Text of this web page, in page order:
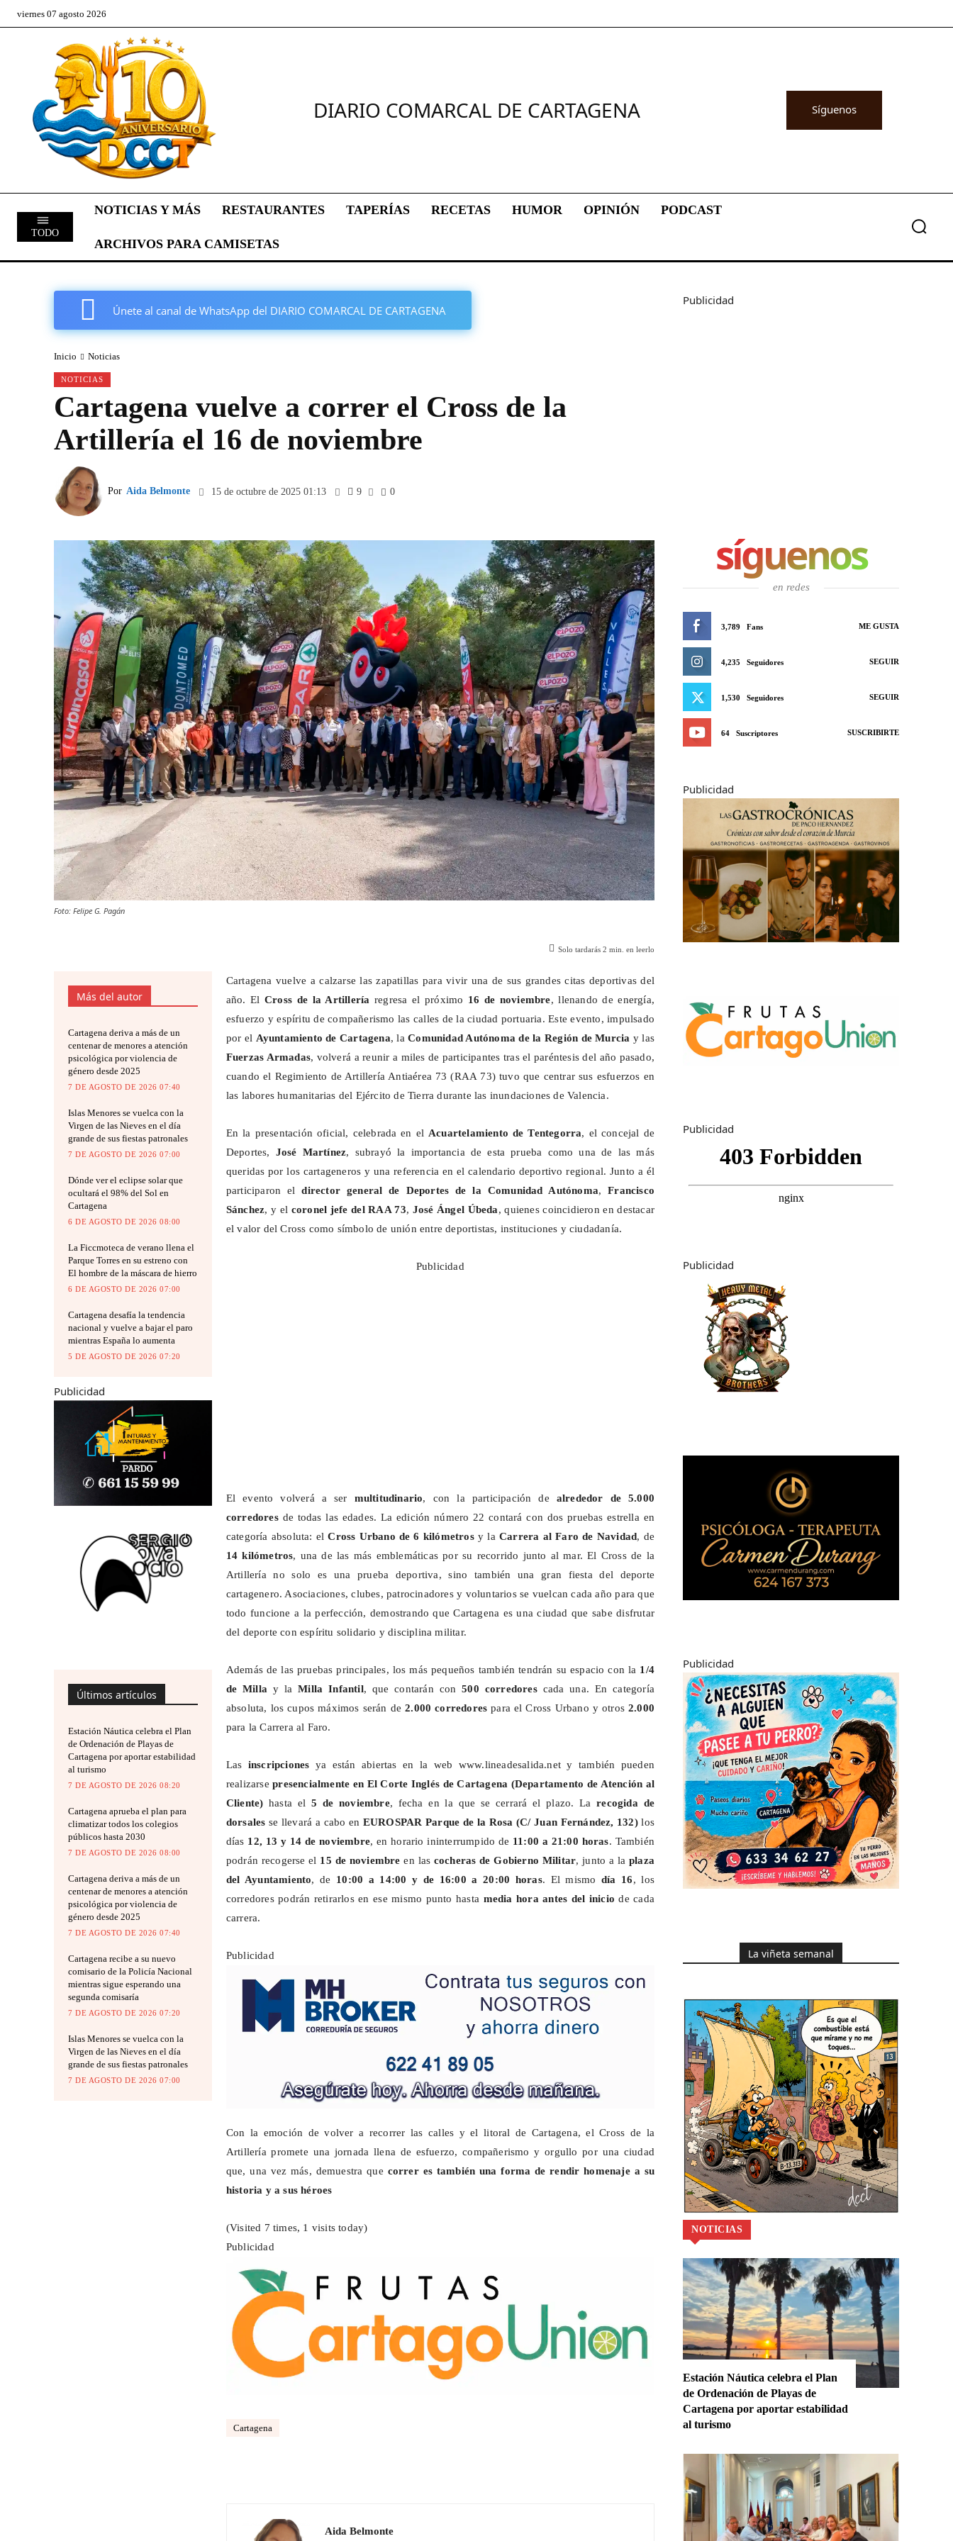
viernes 07 agosto 2026
DIARIO COMARCAL DE CARTAGENA Síguenos
TODO
NOTICIAS Y MÁS RESTAURANTES TAPERÍAS RECETAS HUMOR OPINIÓN PODCAST
ARCHIVOS PARA CAMISETAS
Únete al canal de WhatsApp del DIARIO COMARCAL DE CARTAGENA
Inicio Noticias
NOTICIAS
Cartagena vuelve a correr el Cross de la
Artillería el 16 de noviembre
Por Aida Belmonte 15 de octubre de 2025 01:13 9 0
Foto: Felipe G. Pagán
Solo tardarás2 min. en leerlo
Más del autor
Cartagena deriva a más de un
centenar de menores a atención
psicológica por violencia de
género desde 2025
7 DE AGOSTO DE 2026 07:40
Islas Menores se vuelca con la
Virgen de las Nieves en el día
grande de sus fiestas patronales
7 DE AGOSTO DE 2026 07:00
Dónde ver el eclipse solar que
ocultará el 98% del Sol en
Cartagena
6 DE AGOSTO DE 2026 08:00
La Ficcmoteca de verano llena el
Parque Torres en su estreno con
El hombre de la máscara de hierro
6 DE AGOSTO DE 2026 07:00
Cartagena desafía la tendencia
nacional y vuelve a bajar el paro
mientras España lo aumenta
5 DE AGOSTO DE 2026 07:20
Publicidad
Últimos artículos
Estación Náutica celebra el Plan
de Ordenación de Playas de
Cartagena por aportar estabilidad
al turismo
7 DE AGOSTO DE 2026 08:20
Cartagena aprueba el plan para
climatizar todos los colegios
públicos hasta 2030
7 DE AGOSTO DE 2026 08:00
Cartagena deriva a más de un
centenar de menores a atención
psicológica por violencia de
género desde 2025
7 DE AGOSTO DE 2026 07:40
Cartagena recibe a su nuevo
comisario de la Policía Nacional
mientras sigue esperando una
segunda comisaría
7 DE AGOSTO DE 2026 07:20
Islas Menores se vuelca con la
Virgen de las Nieves en el día
grande de sus fiestas patronales
7 DE AGOSTO DE 2026 07:00
Cartagena vuelve a calzarse las zapatillas para vivir una de sus grandes citas deportivas del
año. ElCross de la Artillería regresa el próximo 16 de noviembre, llenando de energía,
esfuerzo y espíritu de compañerismo las calles de la ciudad portuaria. Este evento, impulsado
por el Ayuntamiento de Cartagena, laComunidad Autónoma de la Región de Murcia y las
Fuerzas Armadas, volverá a reunir a miles de participantes tras el paréntesis del año pasado,
cuando el Regimiento de Artillería Antiaérea 73 (RAA 73) tuvo que centrar sus esfuerzos en
las labores humanitarias del Ejército de Tierra durante las inundaciones de Valencia.
En la presentación oficial, celebrada en elAcuartelamiento deTentegorra, el concejal de
Deportes, José Martínez, subrayó la importancia de esta prueba como una de las más
queridas por los cartageneros y una referencia en el calendario deportivo regional. Junto a él
participaron eldirector general de Deportes de la Comunidad Autónoma,Francisco
Sánchez, y el coronel jefe del RAA 73, José Ángel Úbeda, quienes coincidieron en destacar
el valor del Cross como símbolo de unión entre deportistas, instituciones y ciudadanía.
Publicidad
El evento volverá a ser multitudinario, con la participación de alrededor de 5.000
corredoresde todas las edades. La edición número 22 contará con dos pruebas estrella en
categoría absoluta: elCross Urbano de 6 kilómetrosy laCarrera al Faro de Navidad, de
14 kilómetros, una de las más emblemáticas por su recorrido junto al mar. El Cross de la
Artillería no solo es una prueba deportiva, sino también una gran fiesta del deporte
cartagenero. Asociaciones, clubes, patrocinadores y voluntarios se vuelcan cada año para que
todo funcione a la perfección, demostrando que Cartagena es una ciudad que sabe disfrutar
del deporte con espíritu solidario y disciplina militar.
Además de las pruebas principales, los más pequeños también tendrán su espacio con la 1/4
de Milla y laMilla Infantil, que contarán con500 corredorescada una. En categoría
absoluta, los cupos máximos serán de2.000 corredores para el Cross Urbano y otros2.000
para la Carrera al Faro.
Las inscripciones ya están abiertas en la web www.lineadesalida.nety también pueden
realizarsepresencialmente en El Corte Inglés de Cartagena (Departamento de Atención al
Cliente) hasta el 5 de noviembre, fecha en la que se cerrará el plazo. Larecogida de
dorsales se llevará a cabo en EUROSPAR Parque de la Rosa (C/ Juan Fernández, 132)los
días 12, 13 y 14 de noviembre, en horario ininterrumpido de 11:00 a 21:00 horas. También
podrán recogerse el 15 de noviembre en las cocheras de Gobierno Militar, junto a laplaza
del Ayuntamiento, de 10:00 a 14:00 y de 16:00 a 20:00 horas. El mismodía 16, los
corredores podrán retirarlos en ese mismo punto hasta media hora antes del inicio de cada
carrera.
Publicidad
Con la emoción de volver a recorrer las calles y el litoral de Cartagena, el Cross de la
Artillería promete una jornada llena de esfuerzo, compañerismo y orgullo por una ciudad
que, una vez más, demuestra que correr es también una forma de rendir homenaje a su
historia y a sus héroes
(Visited 7 times, 1 visits today)
Publicidad
Cartagena
Aida Belmonte
Publicidad
síguenos
en redes
3,789 Fans ME GUSTA
4,235 Seguidores SEGUIR
1,530 Seguidores SEGUIR
64 Suscriptores SUSCRIBIRTE
Publicidad
Publicidad
Publicidad
Publicidad
La viñeta semanal
NOTICIAS
Estación Náutica celebra el Plan
de Ordenación de Playas de
Cartagena por aportar estabilidad
al turismo